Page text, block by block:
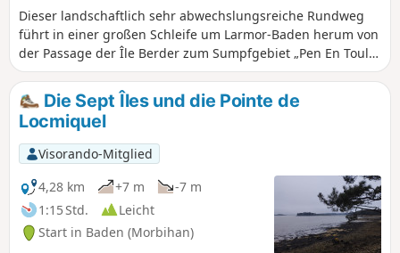
Dieser landschaftlich sehr abwechslungsreiche Rundweg
führt in einer großen Schleife um Larmor-Baden herum von
der Passage der Île Berder zum Sumpfgebiet „Pen En Toul“',
dem Weiler „La Saline“', der Bucht von „Locmiquel“ und der
„Pointe du Berchis“. Er wird Dir die eher unbekannte
Geschichte des ersten Flugplatzes der Bretagne, das
Vogelschutzgebiet und die alten Anlagen der Salzgärten
näher bringen.
Die Sept Îles und die Pointe de
Locmiquel
Visorando-Mitglied
4,28 km
+7 m
-7 m
1:15 Std.
Leicht
Start in Baden (Morbihan)